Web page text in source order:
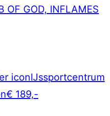
OF GOD, INFLAMES
IJssportcentrum
€ 189,-